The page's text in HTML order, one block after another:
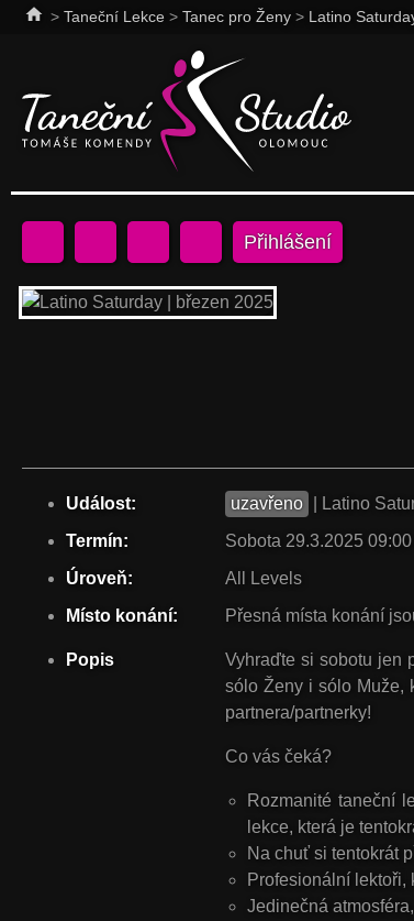
home > Taneční Lekce > Tanec pro Ženy > Latino
Přihlášení
Událost: uzavřeno
| Latino
Termín:
Sobota 29.3.2025
Úroveň:
All Levels
Místo konání:
Přesná místa konání
Popis Vyhraďte si sobotu jen
sólo Ženy i sólo Muže,
partnera/partnerky!
Co vás čeká?
Rozmanité taneční
lekce, která je
Na chuť si tentokrát
Profesionální lektoři,
Jedinečná